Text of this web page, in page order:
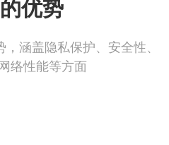
优势
涵盖隐私保护、安全性、
络性能等方面